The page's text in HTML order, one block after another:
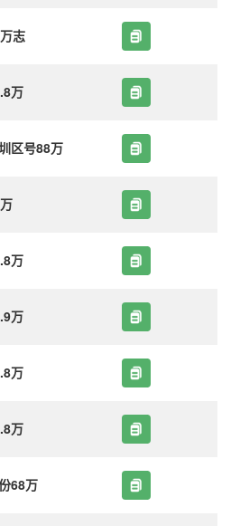
志
万
区号88万
万
万
万
万
68万